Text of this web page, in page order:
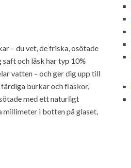
– du vet, de friska, osötade
och läsk har typ 10%
vatten – och ger dig upp till
burkar och flaskor,
med ett naturligt
millimeter i botten på glaset,